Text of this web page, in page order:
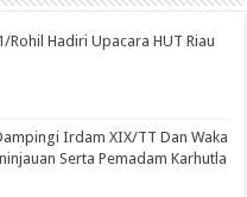
Rohil Hadiri Upacara HUT Riau
Irdam XIX/TT Dan Waka
Serta Pemadam Karhutla